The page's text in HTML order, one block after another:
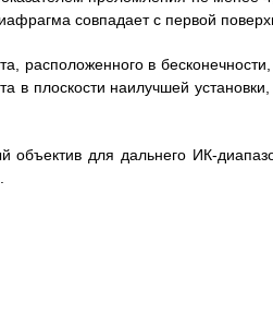
совпадает с первой
расположенного в бесконечности,
в плоскости наилучшей установки,
объектив для дальнего ИК-